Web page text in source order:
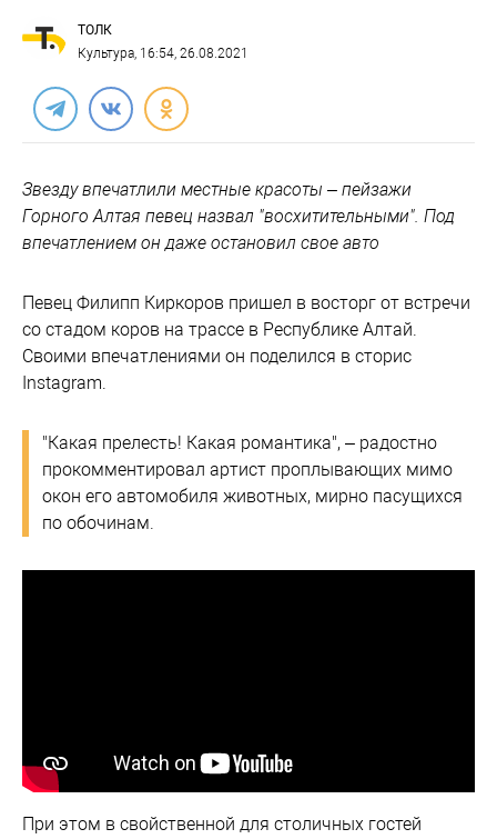
ТОЛК
Культура, 16:54, 26.08.2021
Звезду впечатлили местные красоты – пейзажи
Горного Алтая певец назвал "восхитительными". Под
впечатлением он даже остановил свое авто
Певец Филипп Киркоров пришел в восторг от встречи
со стадом коров на трассе в Республике Алтай.
Своими впечатлениями он поделился в сторис
Instagram.
"Какая прелесть! Какая романтика", – радостно
прокомментировал артист проплывающих мимо
окон его автомобиля животных, мирно пасущихся
по обочинам.
При этом в свойственной для столичных гостей